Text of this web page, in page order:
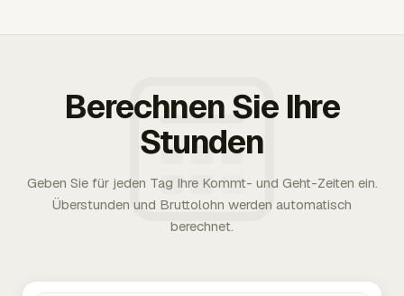
Berechnen Sie Ihre
Stunden
Geben Sie für jeden Tag Ihre Kommt- und Geht-Zeiten ein.
Überstunden und Bruttolohn werden automatisch
berechnet.